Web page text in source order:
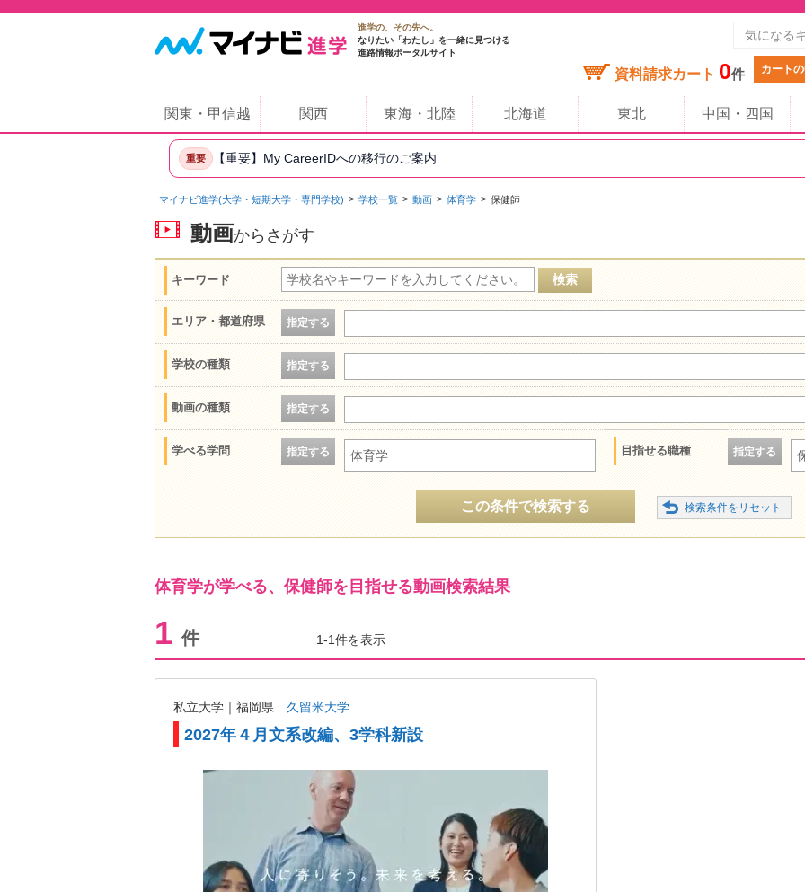
進学の、その先へ。
なりたい「わたし」を一緒に見つける
進路情報ポータルサイト
資料請求カート 0件 カート
関東・甲信越 関西 東海・北陸 北海道 東北 中国・四国
重要 【重要】My CareerIDへの移行のご案内
マイナビ進学(大学・短期大学・専門学校) 学校一覧 動画 体育学 保健師
動画からさがす
キーワード
エリア・都道府県 指定する
学校の種類 指定する
動画の種類 指定する
学べる学問 指定する 体育学 目指せる職種 指定する
この条件で検索する
体育学が学べる、保健師を目指せる動画検索結果
1 件 1-1件を表示
私立大学｜福岡県 久留米大学
2027年４月文系改編、3学科新設